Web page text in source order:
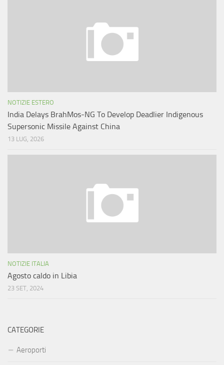
NOTIZIE ESTERO
India Delays BrahMos-NG To Develop Deadlier Indigenous
Supersonic Missile Against China
13 LUG, 2026
NOTIZIE ITALIA
Agosto caldo in Libia
23 SET, 2024
CATEGORIE
Aeroporti